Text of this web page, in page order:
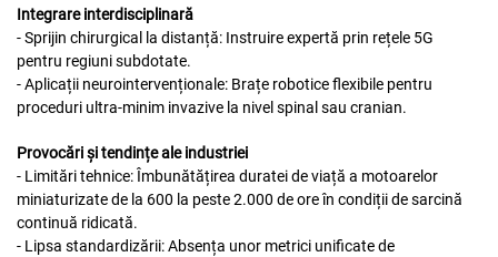
Integrare interdisciplinară
- Sprijin chirurgical la distanță: Instruire expertă prin rețele 5G
pentru regiuni subdotate.
- Aplicații neurointervenționale: Brațe robotice flexibile pentru
proceduri ultra-minim invazive la nivel spinal sau cranian.
Provocări și tendințe ale industriei
- Limitări tehnice: Îmbunătățirea duratei de viață a motoarelor
miniaturizate de la 600 la peste 2.000 de ore în condiții de sarcină
continuă ridicată.
- Lipsa standardizării: Absența unor metrici unificate de